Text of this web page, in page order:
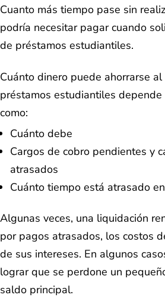
Cuanto más tiempo pase sin
podría necesitar pagar cuando
de préstamos estudiantiles.
Cuánto dinero puede ahorrarse
préstamos estudiantiles depende
como:
Cuánto debe
Cargos de cobro pendientes y
atrasados
Cuánto tiempo está atrasado
Algunas veces, una liquidación
por pagos atrasados, los costos
de sus intereses. En algunos
lograr que se perdone un
saldo principal.